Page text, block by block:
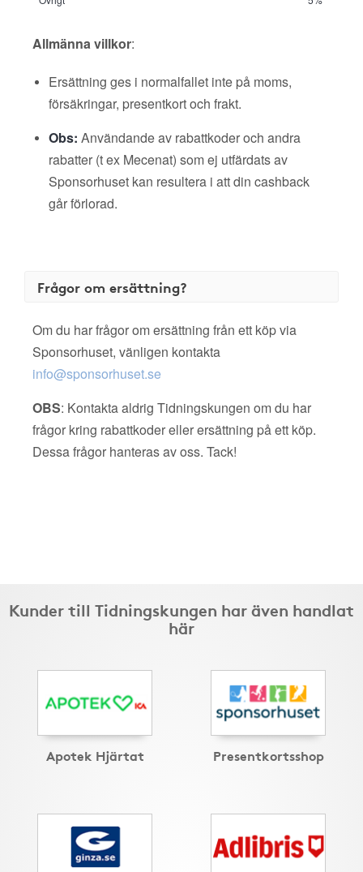
Allmänna villkor:
Ersättning ges i normalfallet inte på moms,
försäkringar, presentkort och frakt.
Obs: Användande av rabattkoder och andra
rabatter (t ex Mecenat) som ej utfärdats av
Sponsorhuset kan resultera i att din cashback
går förlorad.
Frågor om ersättning?
Om du har frågor om ersättning från ett köp via
Sponsorhuset, vänligen kontakta
info@sponsorhuset.se
OBS: Kontakta aldrig Tidningskungen om du har
frågor kring rabattkoder eller ersättning på ett köp.
Dessa frågor hanteras av oss. Tack!
Kunder till Tidningskungen har även handlat
här
Apotek Hjärtat Presentkortsshop